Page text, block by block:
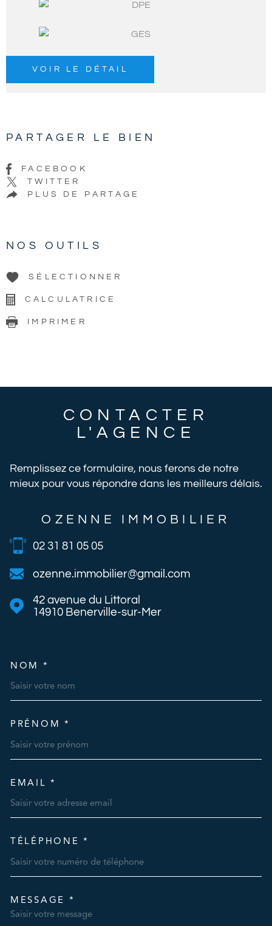
VOIR LE DÉTAIL
PARTAGER LE BIEN
FACEBOOK
TWITTER
PLUS DE PARTAGE
NOS OUTILS
SÉLECTIONNER
CALCULATRICE
IMPRIMER
CONTACTER
L'AGENCE
Remplissez ce formulaire, nous ferons de notre
mieux pour vous répondre dans les meilleurs délais.
OZENNE IMMOBILIER
02 31 81 05 05
ozenne.immobilier@gmail.com
42 avenue du Littoral
14910
Benerville-sur-Mer
NOM *
PRÉNOM *
EMAIL *
TÉLÉPHONE *
MESSAGE *